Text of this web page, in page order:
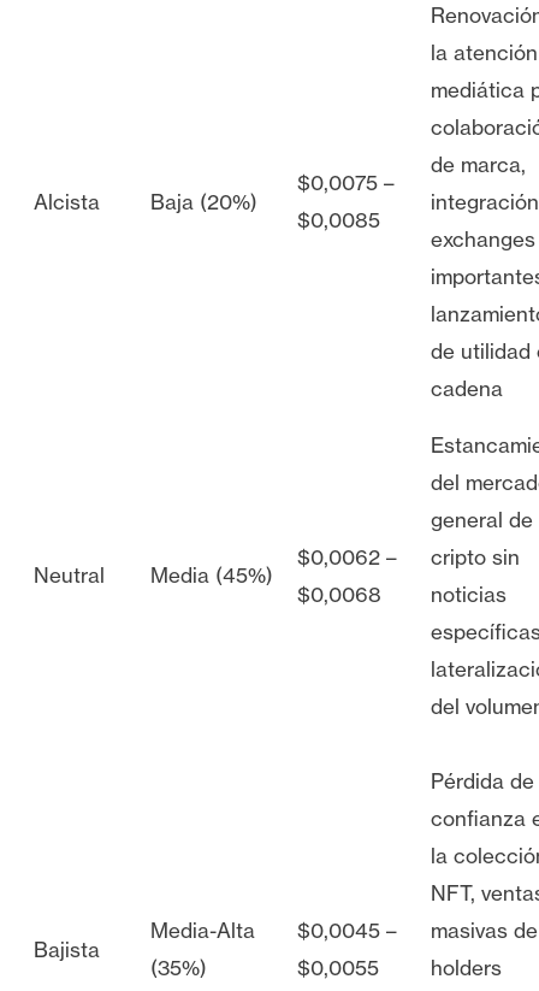
Alcista Baja (20%)
$0,0075 –
$0,0085
la atención
mediática
de marca,
exchanges
de utilidad
cadena
Neutral Media (45%)
$0,0062 –
$0,0068
del
general de
cripto sin
noticias
del
Bajista
Media-Alta
(35%)
$0,0045 –
$0,0055
Pérdida de
confianza
la
NFT,
masivas de
holders